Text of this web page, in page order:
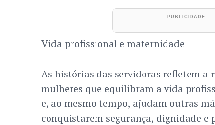
Vida profissional e maternidade
As histórias das servidoras refletem a
mulheres que equilibram a vida
e, ao mesmo tempo, ajudam outras
conquistarem segurança, dignidade